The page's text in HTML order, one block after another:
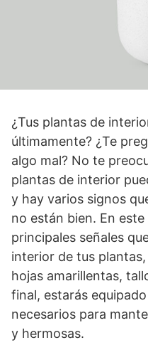
¿Tus plantas de
últimamente? ¿Te
algo mal? No te
plantas de interior
y hay varios signos
no están bien. En
principales señales
interior de tus
hojas amarillentas,
final, estarás
necesarios para
y hermosas.